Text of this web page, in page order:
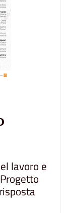
lavoro e